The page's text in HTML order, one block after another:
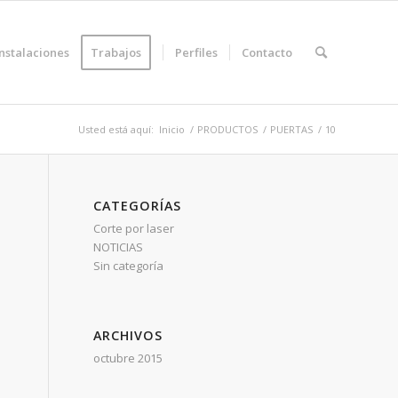
Trabajos Perfiles Contacto
Usted está aquí: Inicio / PRODUCTOS / PUERTAS / 10
CATEGORÍAS
Corte por laser
NOTICIAS
Sin categoría
ARCHIVOS
octubre 2015